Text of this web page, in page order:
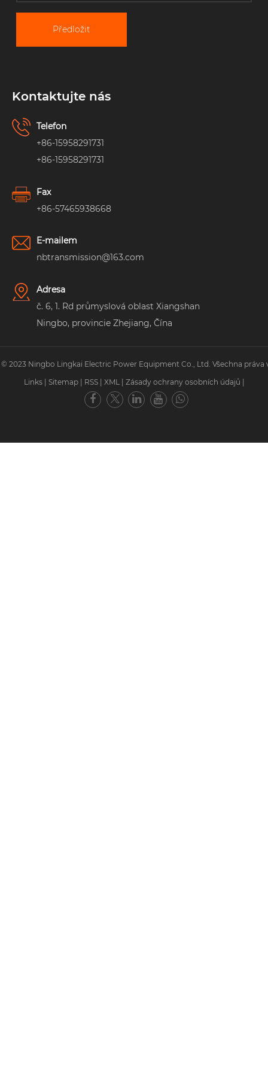
Předložit
Kontaktujte nás
Telefon
+86-15958291731
+86-15958291731
Fax
+86-57465938668
E-mailem
nbtransmission@163.com
Adresa
č. 6, 1. Rd průmyslová oblast Xiangshan
Ningbo, provincie Zhejiang, Čína
2023 Ningbo Lingkai Electric Power Equipment Co., Ltd. Všechna práva
Links
Sitemap RSS XML Zásady ochrany osobních údajů